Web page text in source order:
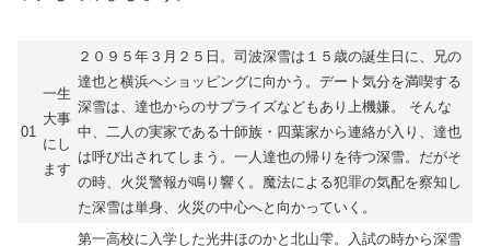
01
一生
大事
にし
ます
２０９５年３月２５日。司波深雪は１５歳の誕生日に、兄の
達也と横浜へショッピングに向かう。デート気分を満喫する
深雪は、達也からのサプライズなどもあり上機嫌。 そんな
中、二人の実家である十師族・四葉家から連絡が入り、達也
は呼び出されてしまう。一人達也の帰りを待つ深雪。だがそ
の時、火災警報が鳴り響く。魔法による犯罪の気配を察知し
た深雪は単身、火災の中心へと向かっていく。
第一高校に入学した光井ほのかと北山雫。入試の時から深雪